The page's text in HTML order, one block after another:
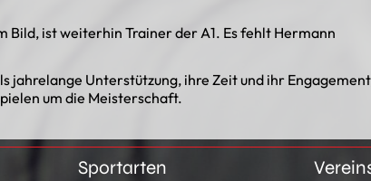
Bild, ist weiterhin Trainer der A1. Es fehlt Hermann
Unterstützung, ihre Zeit und ihr
um die Meisterschaft.
Sportarten